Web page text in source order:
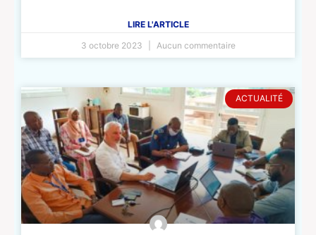
LIRE L'ARTICLE
3 octobre 2023
Aucun commentaire
ACTUALITÉ